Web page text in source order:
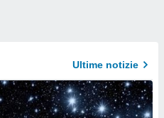
Ultime notizie